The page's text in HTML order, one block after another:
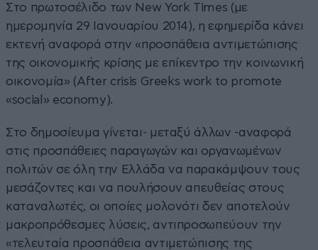
Στο πρωτοσέλιδο των New York Times (με
ημερομηνία 29 Ιανουαρίου 2014), η εφημερίδα κάνει
εκτενή αναφορά στην «προσπάθεια αντιμετώπισης
της οικονομικής κρίσης με επίκεντρο την κοινωνική
οικονομία» (After crisis Greeks work to promote
«social» economy).
Στο δημοσίευμα γίνεται- μεταξύ άλλων -αναφορά
στις προσπάθειες παραγωγών και οργανωμένων
πολιτών σε όλη την Ελλάδα να παρακάμψουν τους
μεσάζοντες και να πουλήσουν απευθείας στους
καταναλωτές, οι οποίες μολονότι δεν αποτελούν
μακροπρόθεσμες λύσεις, αντιπροσωπεύουν την
«τελευταία προσπάθεια αντιμετώπισης της